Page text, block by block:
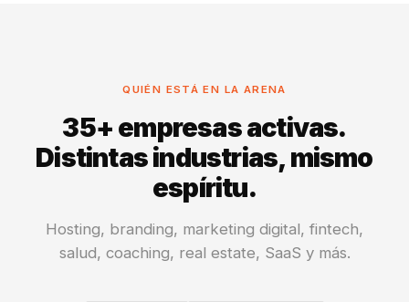
QUIÉN ESTÁ EN LA ARENA
35+ empresas activas.
Distintas industrias, mismo
espíritu.
Hosting, branding, marketing digital, fintech,
salud, coaching, real estate, SaaS y más.